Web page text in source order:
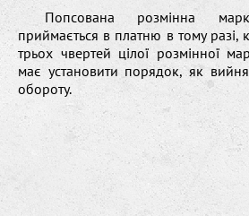
Попсована розмінна
приймається в платню в тому
трьох чвертей цілої розмінної
має установити порядок, як
обороту.